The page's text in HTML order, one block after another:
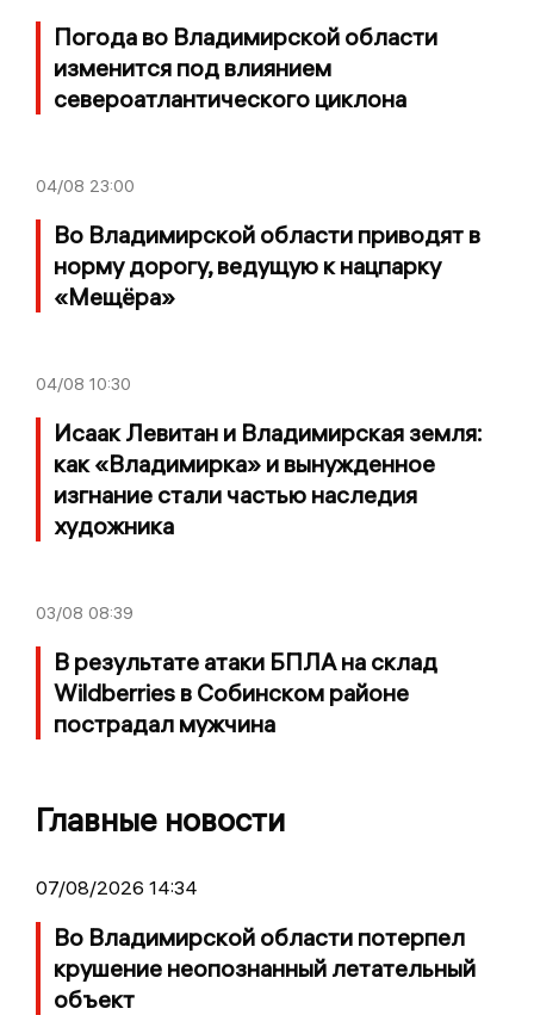
Погода во Владимирской области
изменится под влиянием
североатлантического циклона
04/08 23:00
Во Владимирской области приводят в
норму дорогу, ведущую к нацпарку
«Мещёра»
04/08 10:30
Исаак Левитан и Владимирская земля:
как «Владимирка» и вынужденное
изгнание стали частью наследия
художника
03/08 08:39
В результате атаки БПЛА на склад
Wildberries в Собинском районе
пострадал мужчина
Главные новости
07/08/2026 14:34
Во Владимирской области потерпел
крушение неопознанный летательный
объект